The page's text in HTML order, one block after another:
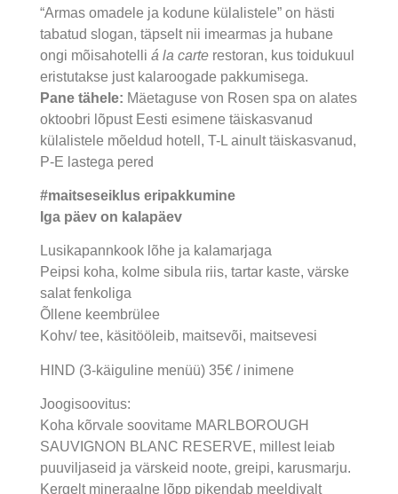
“Armas omadele ja kodune külalistele” on hästi
tabatud slogan, täpselt nii imearmas ja hubane
ongi mõisahotelli á la carte restoran, kus toidukuul
eristutakse just kalaroogade pakkumisega.
Pane tähele: Mäetaguse von Rosen spa on alates
oktoobri lõpust Eesti esimene täiskasvanud
külalistele mõeldud hotell, T-L ainult täiskasvanud,
P-E lastega pered
#maitseseiklus eripakkumine
Iga päev on kalapäev
Lusikapannkook lõhe ja kalamarjaga
Peipsi koha, kolme sibula riis, tartar kaste, värske
salat fenkoliga
Õllene keembrülee
Kohv/ tee, käsitööleib, maitsevõi, maitsevesi
HIND (3-käiguline menüü) 35€ / inimene
Joogisoovitus:
Koha kõrvale soovitame MARLBOROUGH
SAUVIGNON BLANC RESERVE, millest leiab
puuviljaseid ja värskeid noote, greipi, karusmarju.
Kergelt mineraalne lõpp pikendab meeldivalt